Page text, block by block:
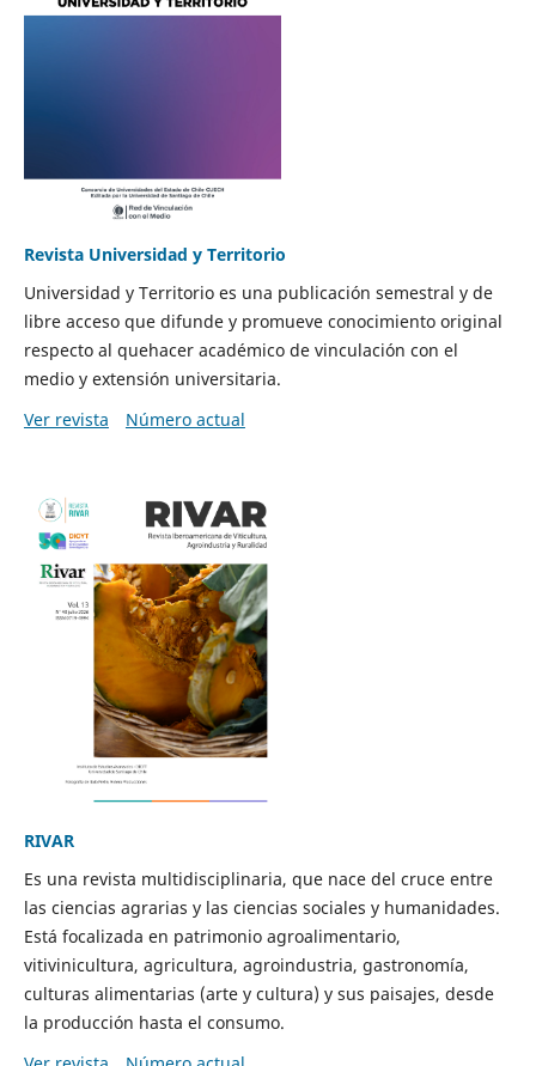
Revista Universidad y Territorio
Universidad y Territorio es una publicación semestral y de
libre acceso que difunde y promueve conocimiento original
respecto al quehacer académico de vinculación con el
medio y extensión universitaria.
Ver revista
Número actual
RIVAR
Es una revista multidisciplinaria, que nace del cruce entre
las ciencias agrarias y las ciencias sociales y humanidades.
Está focalizada en patrimonio agroalimentario,
vitivinicultura, agricultura, agroindustria, gastronomía,
culturas alimentarias (arte y cultura) y sus paisajes, desde
la producción hasta el consumo.